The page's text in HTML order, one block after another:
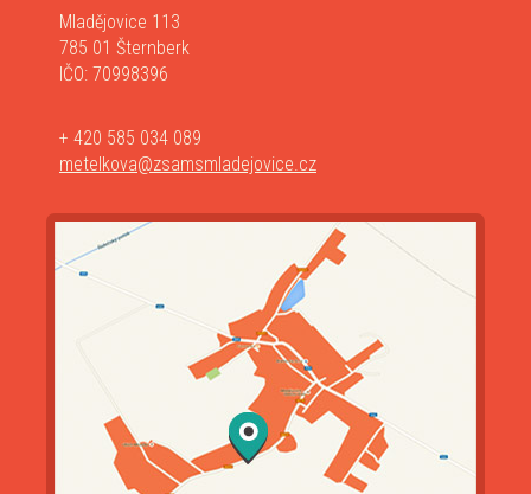
Mladějovice 113
785 01 Šternberk
IČO: 70998396
+ 420 585 034 089
metelkova@zsamsmladejovice.cz